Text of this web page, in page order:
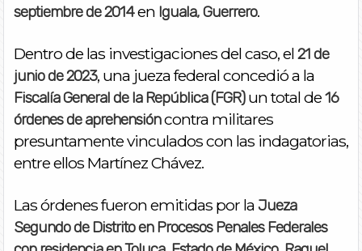
septiembre de 2014en Iguala, Guerrero.
Dentro de las investigaciones del caso, el 21 de
junio de 2023, una jueza federal concedió a la
Fiscalía General de la República (FGR)un total de16
órdenes de aprehensióncontra militares
presuntamente vinculados con las indagatorias,
entre ellos Martínez Chávez.
Las órdenes fueron emitidas por la Jueza
Segundo de Distrito en Procesos Penales Federales